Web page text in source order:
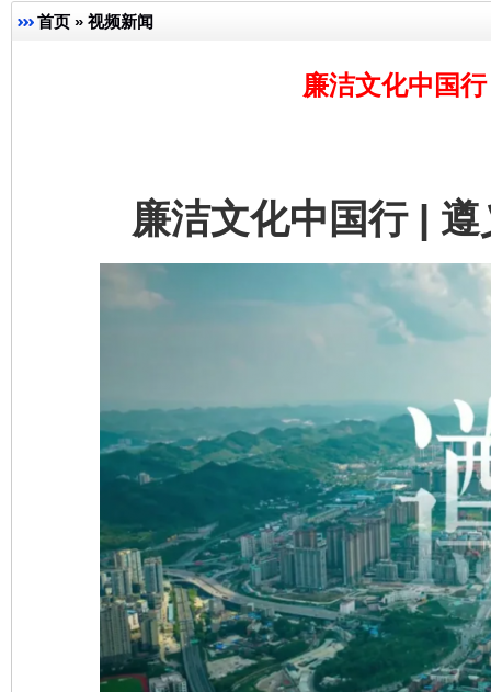
首页 » 视频新闻
廉洁文化中国
廉洁文化中国行 | 遵